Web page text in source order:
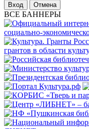
Отмена
ВСЕ БАННЕРЫ